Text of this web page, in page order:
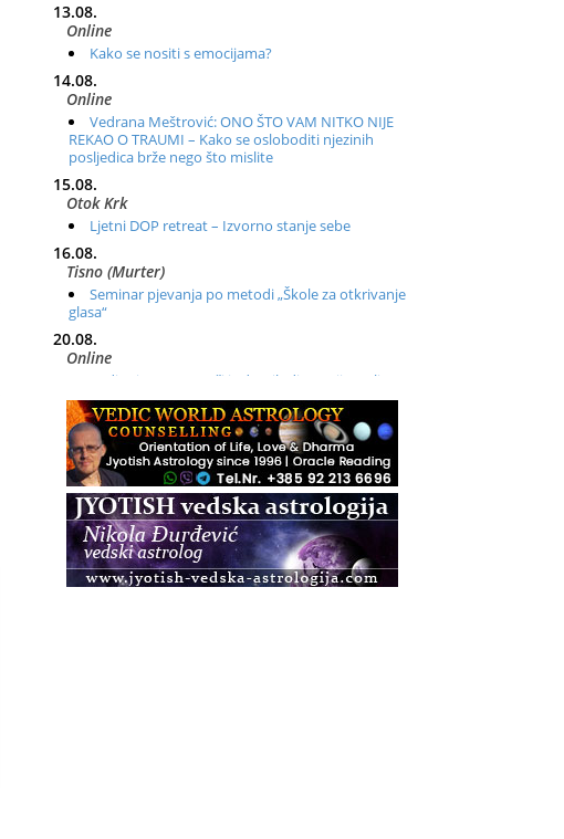
13.08.
Online
Kako se nositi s emocijama?
14.08.
Online
Vedrana Meštrović: ONO ŠTO VAM NITKO NIJE
REKAO O TRAUMI – Kako se osloboditi njezinih
posljedica brže nego što mislite
15.08.
Otok Krk
Ljetni DOP retreat – Izvorno stanje sebe
16.08.
Tisno (Murter)
Seminar pjevanja po metodi „Škole za otkrivanje
glasa“
20.08.
Online
Radionica: Pomagači iz drugih dimenzija Online –
otvoreno za sve
21.08.
Zagreb+Online
Osnovni ThetaHealing® tečaj, Zagreb i Online
22.08.
Zagreb
Osnovna radionica za izscjeljivanje pranom (Basic
Pranic Healing course)
Pula